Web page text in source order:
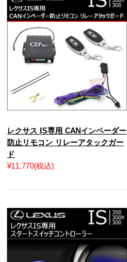
レクサス IS専用 CANインベーダー
防止リモコン リレーアタックガー
ド
¥11,770(税込)